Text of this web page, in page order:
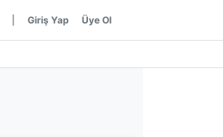
Giriş Yap Üye Ol